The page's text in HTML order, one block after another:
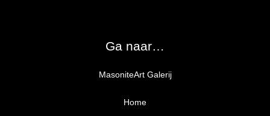
Ga naar…
MasoniteArt Galerij
Home